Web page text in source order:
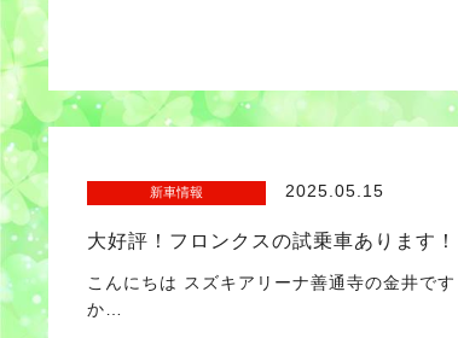
新車情報 2025.05.15
大好評！フロンクスの試乗車あります！
こんにちは スズキアリーナ善通寺の金井で
か…